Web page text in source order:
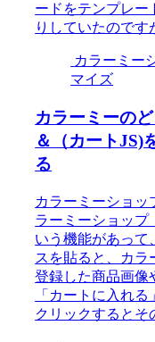
ードをテンプレー
りしていたのです
カラーミー
マイズ
カラーミーの
＆（カートJS)
る
カラーミーショッ
ラーミーショップ
いう機能があって
スを貼ると、カラ
登録した商品画像
「カートに入れる
クリックするとそ